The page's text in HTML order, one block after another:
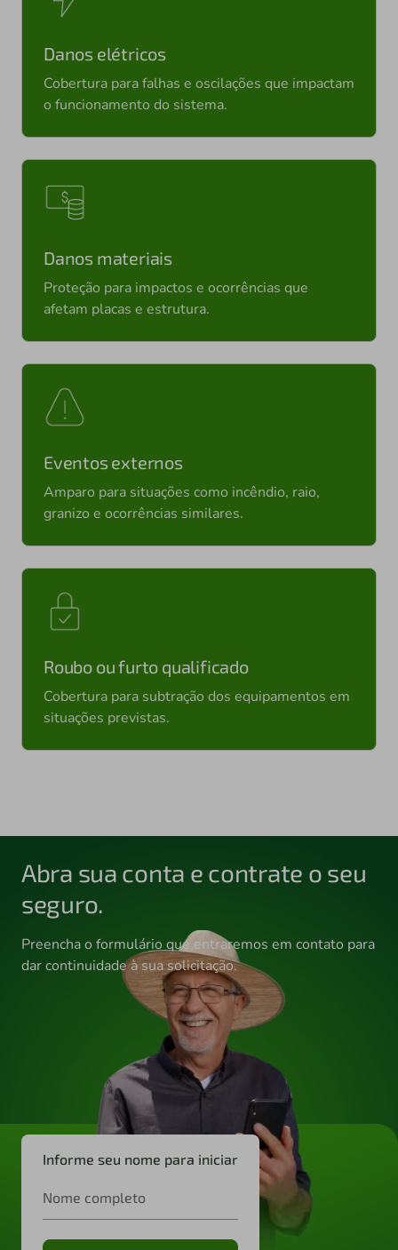
Danos elétricos
Cobertura para falhas e oscilações que impactam
o funcionamento do sistema.
Danos materiais
Proteção para impactos e ocorrências que
afetam placas e estrutura.
Eventos externos
Amparo para situações como incêndio, raio,
granizo e ocorrências similares.
Roubo ou furto qualificado
Cobertura para subtração dos equipamentos em
situações previstas.
Abra sua conta e contrate o seu
seguro.
Preencha o formulário que entraremos em contato para
dar continuidade à sua solicitação.
Informe seu nome para iniciar
Nome completo